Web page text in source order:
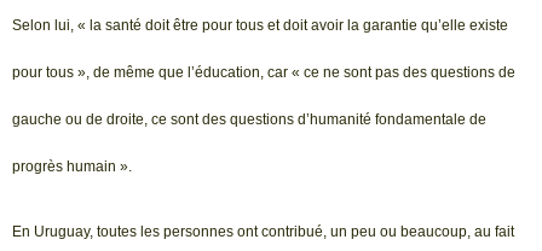
Selon lui, « la santé doit être pour tous et doit avoir la garantie qu’elle existe
pour tous », de même que l’éducation, car « ce ne sont pas des questions de
gauche ou de droite, ce sont des questions d’humanité fondamentale de
progrès humain ».
En Uruguay, toutes les personnes ont contribué, un peu ou beaucoup, au fait